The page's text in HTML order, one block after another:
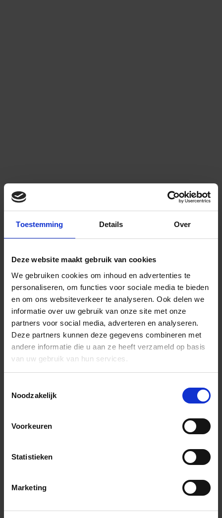
Toestemming Details Over
Deze website maakt gebruik van cookies
We gebruiken cookies om inhoud en advertenties te
personaliseren, om functies voor sociale media te bieden
en om ons websiteverkeer te analyseren. Ook delen we
informatie over uw gebruik van onze site met onze
partners voor social media, adverteren en analyseren.
Deze partners kunnen deze gegevens combineren met
andere informatie die u aan ze heeft verzameld op basis
van uw gebruik van hun services.
Noodzakelijk
Voorkeuren
Statistieken
Marketing